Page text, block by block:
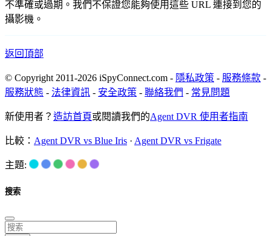
不準確或過期。我們不保證您能夠使用這些 URL 連接到您的
攝影機。
返回頂部
© Copyright 2011-2026 iSpyConnect.com - 隱私政策 - 服務條款 -
服務狀態 - 法律資訊 - 安全政策 - 聯絡我們 - 常見問題
新使用者？ 造訪首頁或閱讀我們的Agent DVR 使用者指南
比較： Agent DVR vs Blue Iris · Agent DVR vs Frigate
主題:
搜索